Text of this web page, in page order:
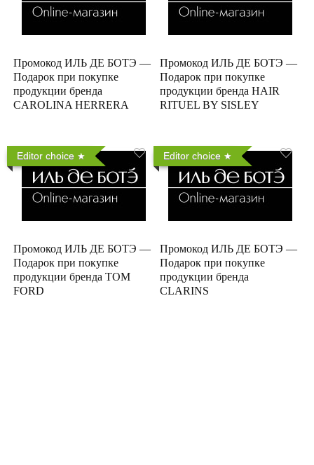
Промокод ИЛЬ ДЕ БОТЭ —
Подарок при покупке
продукции бренда
CAROLINA HERRERA
Промокод ИЛЬ ДЕ БОТЭ —
Подарок при покупке
продукции бренда HAIR
RITUEL BY SISLEY
Editor choice
Промокод ИЛЬ ДЕ БОТЭ —
Подарок при покупке
продукции бренда TOM
FORD
Editor choice
Промокод ИЛЬ ДЕ БОТЭ —
Подарок при покупке
продукции бренда
CLARINS